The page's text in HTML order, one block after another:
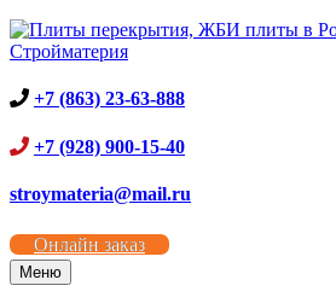
+7 (863) 23-63-888
+7 (928) 900-15-40
stroymateria@mail.ru
Онлайн заказ
Меню